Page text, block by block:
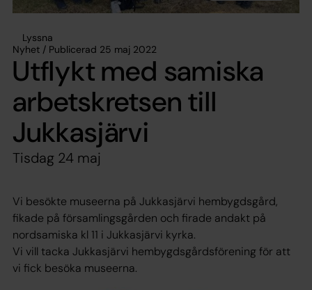
Lyssna
Nyhet / Publicerad 25 maj 2022
Utflykt med samiska
arbetskretsen till
Jukkasjärvi
Tisdag 24 maj
Vi besökte museerna på Jukkasjärvi hembygdsgård,
fikade på församlingsgården och firade andakt på
nordsamiska kl 11 i Jukkasjärvi kyrka.
Vi vill tacka Jukkasjärvi hembygdsgårdsförening för att
vi fick besöka museerna.